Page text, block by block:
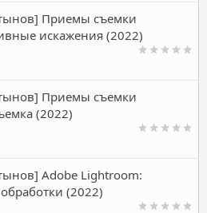
Приемы съемки
искажения (2022)
Приемы съемки
(2022)
Adobe Lightroom:
(2022)